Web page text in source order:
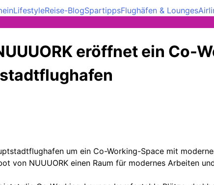
LifestyleReise-BlogSpartippsFlughäfen & Lounges
eröffnet ein
um ein Co-Working-Space mit
von NUUUORK einen Raum für modernes Arbeiten